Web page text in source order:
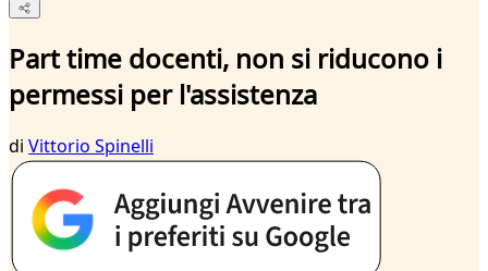
Part time docenti, non si riducono i
permessi per l'assistenza
di Vittorio Spinelli